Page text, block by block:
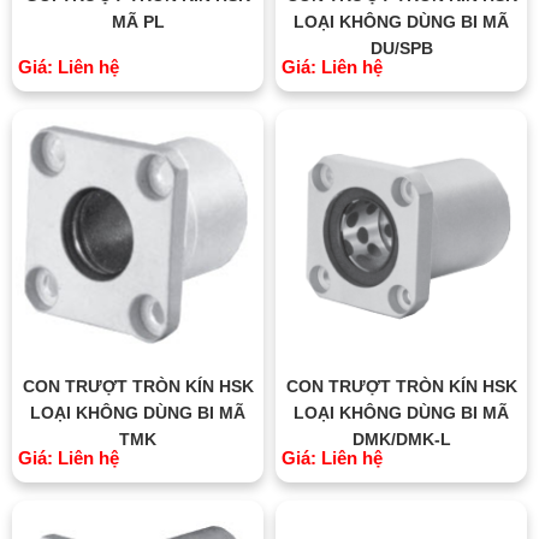
MÃ PL
Giá: Liên hệ
LOẠI KHÔNG DÙNG BI MÃ
DU/SPB
Giá: Liên hệ
CON TRƯỢT TRÒN KÍN HSK
LOẠI KHÔNG DÙNG BI MÃ
TMK
Giá: Liên hệ
CON TRƯỢT TRÒN KÍN HSK
LOẠI KHÔNG DÙNG BI MÃ
DMK/DMK-L
Giá: Liên hệ